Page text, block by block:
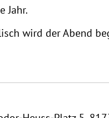
Jahr.
wird der Abend